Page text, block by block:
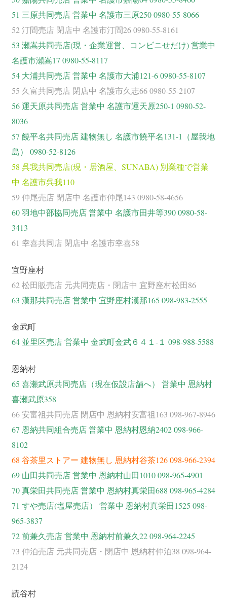
51 三原共同売店 営業中 名護市三原250 0980-55-8066
52 汀間売店 閉店中 名護市汀間26 0980-55-8161
53 瀬嵩共同売店(現・企業運営、コンビニせだけ) 営業中
名護市瀬嵩17 0980-55-8117
54 大浦共同売店 営業中 名護市大浦121-6 0980-55-8107
55 久富共同売店 閉店中 名護市久志66 0980-55-2107
56 運天原共同売店 営業中 名護市運天原250-1 0980-52-
8036
57 饒平名共同売店 建物無し 名護市饒平名131-1（屋我地
島） 0980-52-8126
58 呉我共同売店(現・居酒屋、SUNABA) 別業種で営業
中 名護市呉我110
59 仲尾売店 閉店中 名護市仲尾143 0980-58-4656
60 羽地中部協同売店 営業中 名護市田井等390 0980-58-
3413
61 幸喜共同店 閉店中 名護市幸喜58
宜野座村
62 松田販売店 元共同売店・閉店中 宜野座村松田86
63 漢那共同売店 営業中 宜野座村漢那165 098-983-2555
金武町
64 並里区売店 営業中 金武町金武６４１-１ 098-988-5588
恩納村
65 喜瀬武原共同売店（現在仮設店舗へ） 営業中 恩納村
喜瀬武原358
66 安富祖共同売店 閉店中 恩納村安富祖163 098-967-8946
67 恩納共同組合売店 営業中 恩納村恩納2402 098-966-
8102
68 谷茶里ストアー 建物無し 恩納村谷茶126 098-966-2394
69 山田共同売店 営業中 恩納村山田1010 098-965-4901
70 真栄田共同売店 営業中 恩納村真栄田688 098-965-4284
71 すや売店(塩屋売店） 営業中 恩納村真栄田1525 098-
965-3837
72 前兼久売店 営業中 恩納村前兼久22 098-964-2245
73 仲泊売店 元共同売店・閉店中 恩納村仲泊38 098-964-
2124
読谷村